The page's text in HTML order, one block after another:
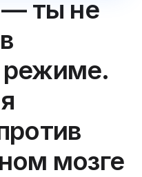
— ты не
режиме.
мозге